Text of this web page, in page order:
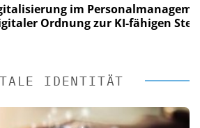
im Personalmanagement:
Ordnung zur KI-fähigen Steuerung
IDENTITÄT